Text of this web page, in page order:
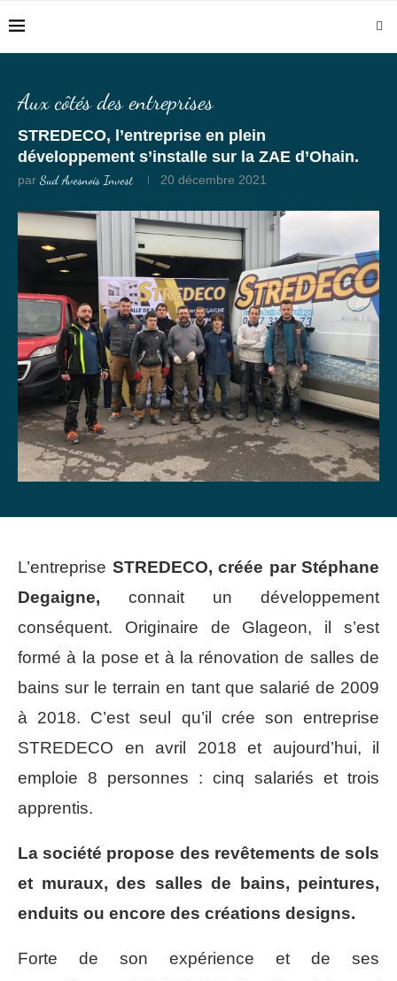
Aux côtés des entreprises
STREDECO, l’entreprise en plein
développement s’installe sur la ZAE d’Ohain.
par Sud Avesnois Invest 20 décembre 2021
L’entreprise STREDECO, créée par Stéphane
Degaigne, connait un développement
conséquent. Originaire de Glageon, il s’est
formé à la pose et à la rénovation de salles de
bains sur le terrain en tant que salarié de 2009
à 2018. C’est seul qu’il crée son entreprise
STREDECO en avril 2018 et aujourd’hui, il
emploie 8 personnes : cinq salariés et trois
apprentis.
La société propose des revêtements de sols
et muraux, des salles de bains, peintures,
enduits ou encore des créations designs.
Forte de son expérience et de ses